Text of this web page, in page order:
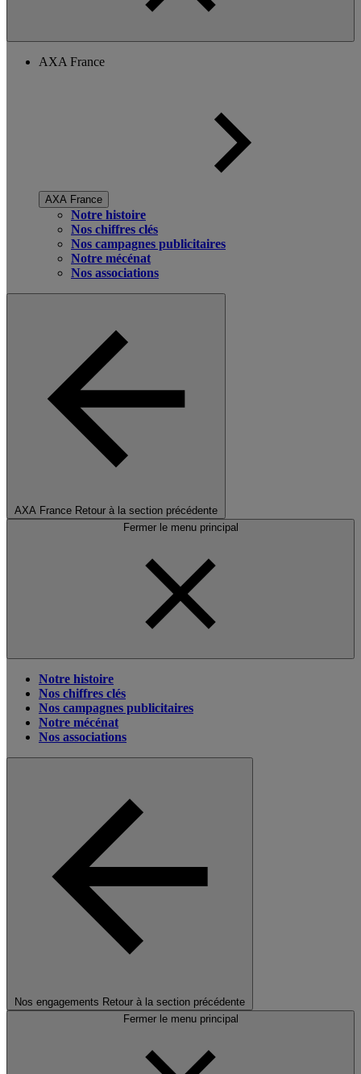
AXA France
AXA France
Notre histoire
Nos chiffres clés
Nos campagnes publicitaires
Notre mécénat
Nos associations
AXA France Retour à la section précédente
Fermer le menu principal
Notre histoire
Nos chiffres clés
Nos campagnes publicitaires
Notre mécénat
Nos associations
Nos engagements Retour à la section précédente
Fermer le menu principal